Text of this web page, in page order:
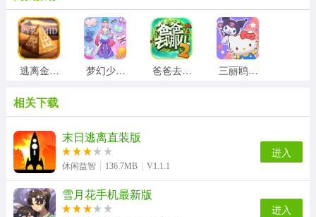
逃离金字塔汉化版 梦幻少女装扮游戏最新版 爸爸去哪儿2手机最新版 三丽鸥奇迹之赛
虫虫学步手机版 外卖大师游戏安装包
colornumber游戏无广告版 砸罐子3手机版
相关下载
末日逃离直装版
休闲益智 136.7MB V1.1.1
进入
雪月花手机最新版
进入